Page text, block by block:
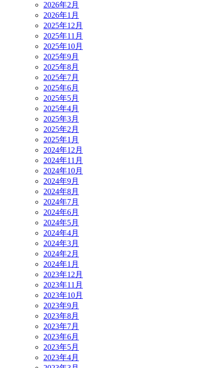
2026年2月
2026年1月
2025年12月
2025年11月
2025年10月
2025年9月
2025年8月
2025年7月
2025年6月
2025年5月
2025年4月
2025年3月
2025年2月
2025年1月
2024年12月
2024年11月
2024年10月
2024年9月
2024年8月
2024年7月
2024年6月
2024年5月
2024年4月
2024年3月
2024年2月
2024年1月
2023年12月
2023年11月
2023年10月
2023年9月
2023年8月
2023年7月
2023年6月
2023年5月
2023年4月